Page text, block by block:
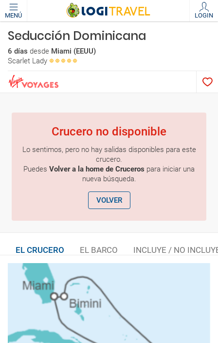
MENÚ LOGIN
Seducción Dominicana
6 días desde Miami (EEUU)
Scarlet Lady
Crucero no disponible
Lo sentimos, pero no hay salidas disponibles para este
crucero.
Puedes Volver a la home de Cruceros para iniciar una
nueva búsqueda.
VOLVER
EL CRUCERO EL BARCO INCLUYE / NO